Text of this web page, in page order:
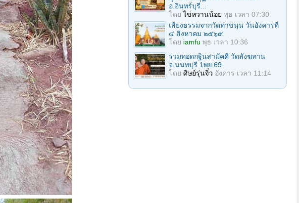
อ.อินทร์บุรี...
โดยไข่หวานน้อย พุธ เวลา 07:30
เสียงธรรมจากวัดท่าขนุน วันอังคารที่
๔ สิงหาคม ๒๕๖๙
โดย iamfu พุธ เวลา 10:36
ร่วมทอดกฐินสามัคคี วัดสังฆทาน
จ.นนทบุรี 1พย.69
โดย ศิษย์รุ่นจิ๋ว อังคาร เวลา 11:14